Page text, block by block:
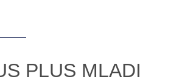
PLUS MLADI